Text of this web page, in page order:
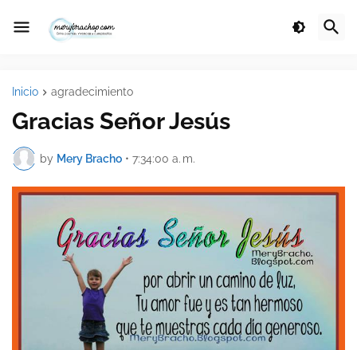
Inicio agradecimiento
Gracias Señor Jesús
by Mery Bracho • 7:34:00 a. m.